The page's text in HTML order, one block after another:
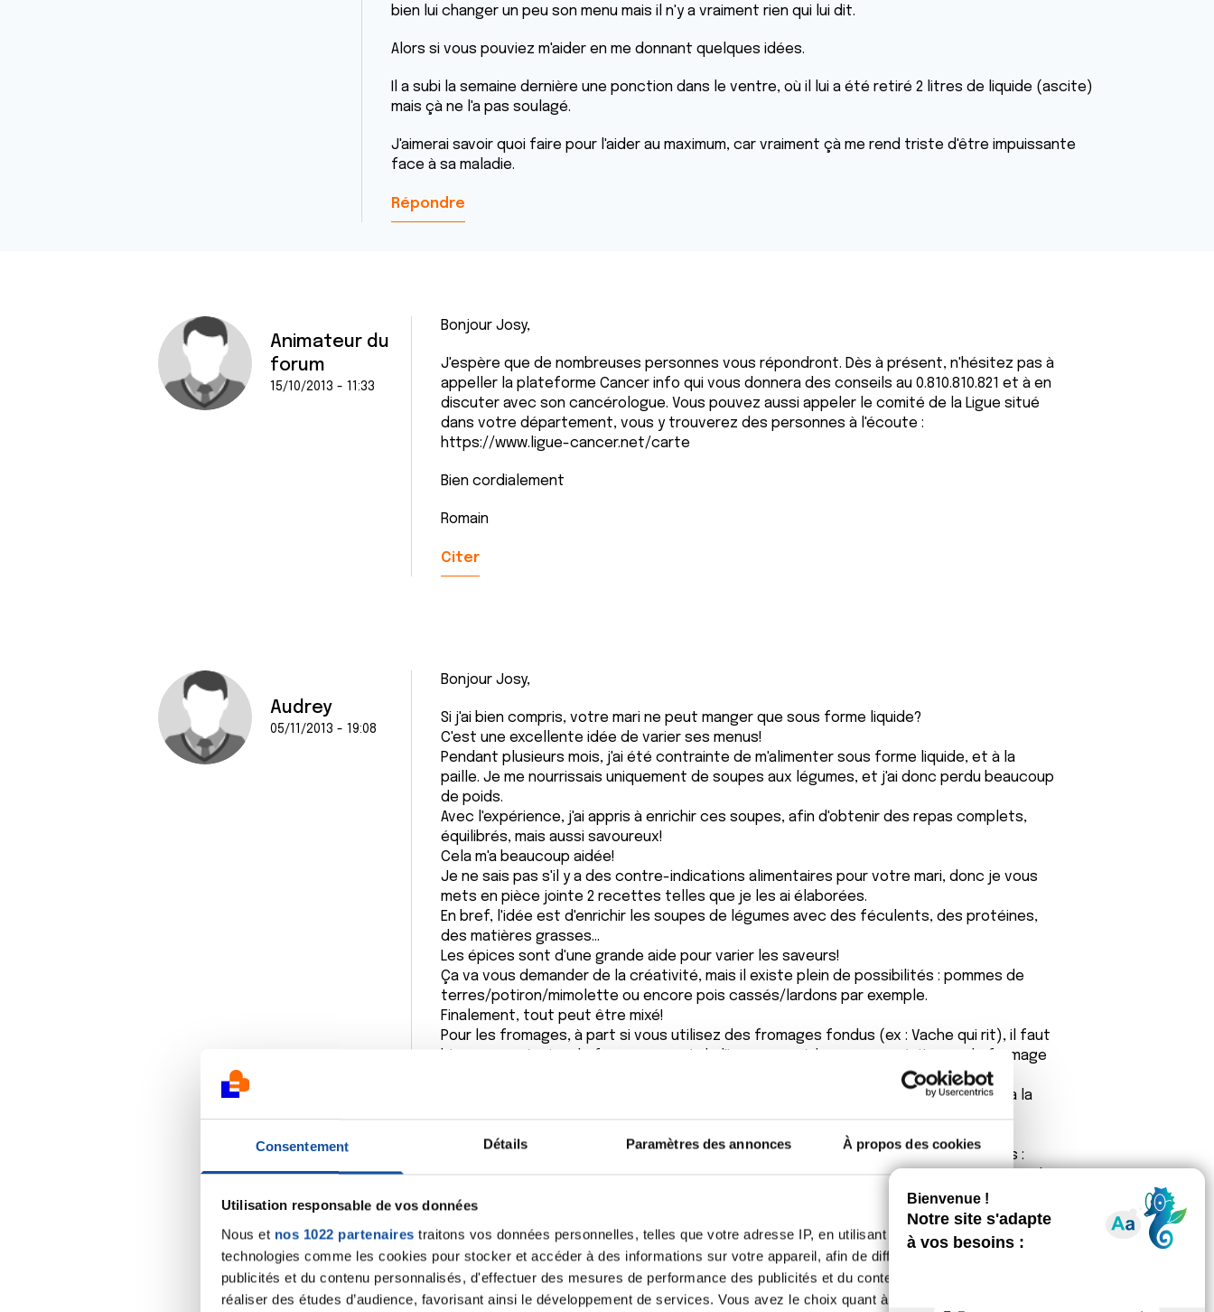
Consentement Détails Paramètres des annonces À propos des cookies
Utilisation responsable de vos données
Nous et nos 1022 partenaires traitons vos données personnelles, telles que votre adresse IP, en utilisant des
technologies comme les cookies pour stocker et accéder à des informations sur votre appareil, afin de diffuser des
publicités et du contenu personnalisés, d'effectuer des mesures de performance des publicités et du contenu, ainsi que de
réaliser des études d’audience, favorisant ainsi le développement de services. Vous avez le choix quant à l'utilisation de
bien lui changer un peu son menu mais il n'y a vraiment rien qui lui dit.
Alors si vous pouviez m'aider en me donnant quelques idées.
Il a subi la semaine dernière une ponction dans le ventre, où il lui a été retiré 2 litres de liquide (ascite)
mais çà ne l'a pas soulagé.
J'aimerai savoir quoi faire pour l'aider au maximum, car vraiment çà me rend triste d'être impuissante
face à sa maladie.
Répondre
Animateur du
forum
15/10/2013 - 11:33
Bonjour Josy,
J'espère que de nombreuses personnes vous répondront. Dès à présent, n'hésitez pas à
appeller la plateforme Cancer info qui vous donnera des conseils au 0.810.810.821 et à en
discuter avec son cancérologue. Vous pouvez aussi appeler le comité de la Ligue situé
dans votre département, vous y trouverez des personnes à l'écoute :
https://www.ligue-cancer.net/carte
Bien cordialement
Romain
Citer
Audrey
05/11/2013 - 19:08
Bonjour Josy,
Si j'ai bien compris, votre mari ne peut manger que sous forme liquide?
C'est une excellente idée de varier ses menus!
Pendant plusieurs mois, j'ai été contrainte de m'alimenter sous forme liquide, et à la
paille. Je me nourrissais uniquement de soupes aux légumes, et j'ai donc perdu beaucoup
de poids.
Avec l'expérience, j'ai appris à enrichir ces soupes, afin d'obtenir des repas complets,
équilibrés, mais aussi savoureux!
Cela m'a beaucoup aidée!
Je ne sais pas s'il y a des contre-indications alimentaires pour votre mari, donc je vous
mets en pièce jointe 2 recettes telles que je les ai élaborées.
En bref, l'idée est d'enrichir les soupes de légumes avec des féculents, des protéines,
des matières grasses...
Les épices sont d'une grande aide pour varier les saveurs!
Ça va vous demander de la créativité, mais il existe plein de possibilités : pommes de
terres/potiron/mimolette ou encore pois cassés/lardons par exemple.
Finalement, tout peut être mixé!
Pour les fromages, à part si vous utilisez des fromages fondus (ex : Vache qui rit), il faut
bien penser à mixer le fromage avant de l'incorporer à la soupe, ça évite que le fromage
Enfin, pour redonner de l'appétit à votre mari, n'hésitez pas à porter de l'attention à la
présentation de son repas : un joli bol, une touche de décoration (trait de crème
fraîche, ou d'épices, quelques herbes fraîches...)
Pour le petit-déjeuner ou comme collation, vous pouvez lui préparer des smoothies :
quelques fruits mixés, un peu de lait d'amande ou de jus de fruit, quelques épinards et le
Voilà, j'espère que cela pourra vous aider!
Si ce n'est déjà fait, je vous conseille de lire le livre Anticancer de David Servan Schreiber,
qui vous apportera de précieux conseils.
Bien à vous,